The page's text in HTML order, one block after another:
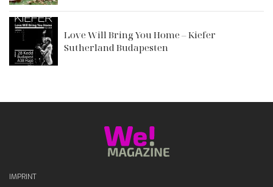
Love Will Bring You Home – Kiefer
Sutherland Budapesten
IMPRINT